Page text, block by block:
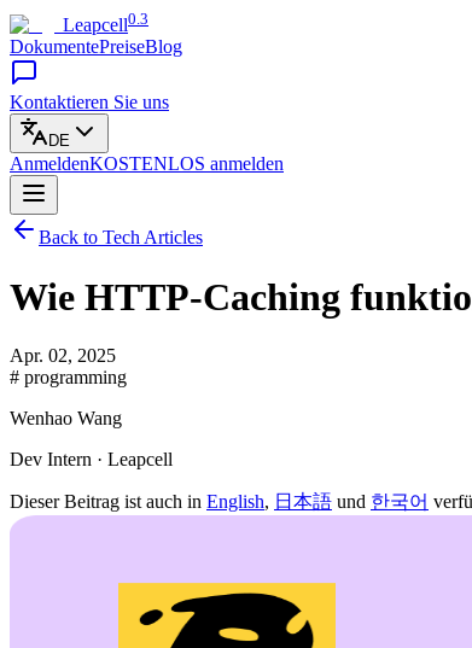
Leapcell0.3
DokumentePreiseBlog
Kontaktieren Sie uns
DE
AnmeldenKOSTENLOS anmelden
Back to Tech Articles
Wie HTTP-Caching
Apr. 02, 2025
# programming
Wenhao Wang
Dev Intern · Leapcell
Dieser Beitrag ist auch in English, 日本語 und 한국어